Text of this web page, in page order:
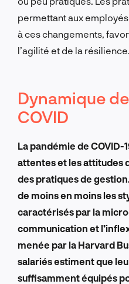
permettant aux
à ces changements,
l’agilité et de la résilience.
Dynamique
COVID
La pandémie de COVID-
attentes et les attitudes
des pratiques de
de moins en moins les
caractérisés par la
communication et
menée par la Harvard
salariés estiment que
suffisamment équipés